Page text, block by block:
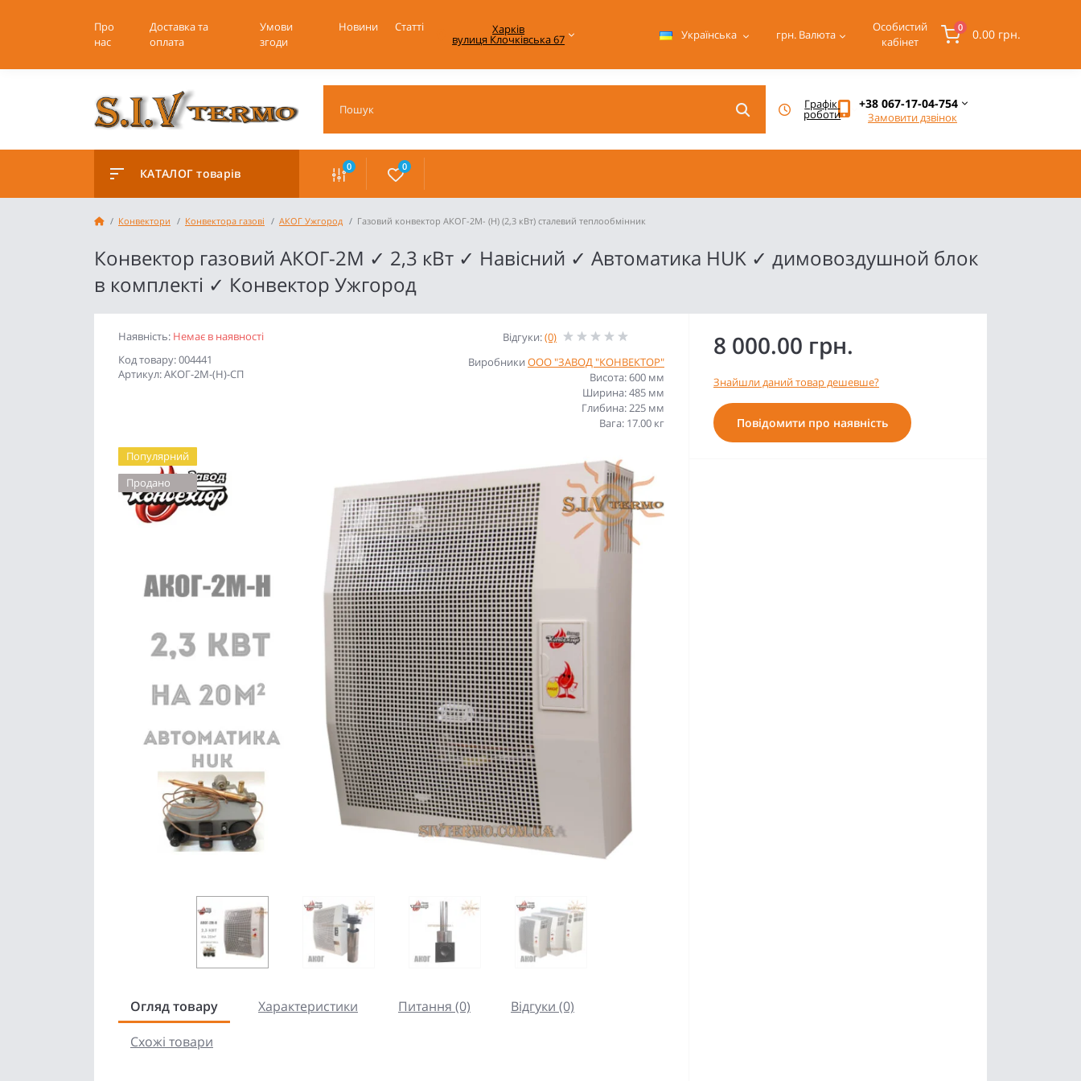
Про
нас
Доставка та
оплата
Умови
згоди
Новини Статті Харків
вулиця Клочківська 67 Українська грн. Валюта
Особистий
кабінет
0 0.00 грн.
Графік
роботи
+38 067-17-04-754
Замовити дзвінок
КАТАЛОГ товарів 0 0
Конвектори Конвектора газові АКОГ Ужгород Газовий конвектор АКОГ-2М- (H) (2,3 кВт) сталевий теплообмінник
Конвектор газовий АКОГ-2М ✓ 2,3 кВт ✓ Навісний ✓ Автоматика HUK ✓ димовоздушной блок
в комплекті ✓ Конвектор Ужгород
Наявність: Немає в наявності
Код товару: 004441
Артикул: АКОГ-2М-(Н)-СП
Відгуки:(0)
Виробники ООО "ЗАВОД "КОНВЕКТОР"
Висота: 600 мм
Ширина: 485 мм
Глибина: 225 мм
Вага: 17.00 кг
Популярний
Продано
Огляд товару Характеристики Питання (0)
Відгуки (0)
Схожі товари
8 000.00 грн.
Знайшли даний товар дешевше?
Повідомити про наявність